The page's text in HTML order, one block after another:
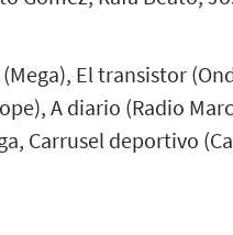
El transistor
A diario (Radio
Carrusel deportivo